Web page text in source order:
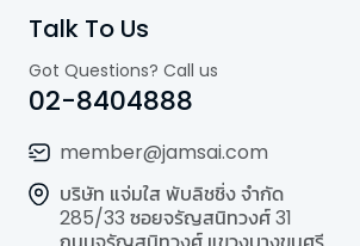
Talk To Us
Got Questions? Call us
02-8404888
member@jamsai.com
บริษัท แจ่มใส พับลิชชิ่ง จำกัด
285/33 ซอยจรัญสนิทวงศ์ 31